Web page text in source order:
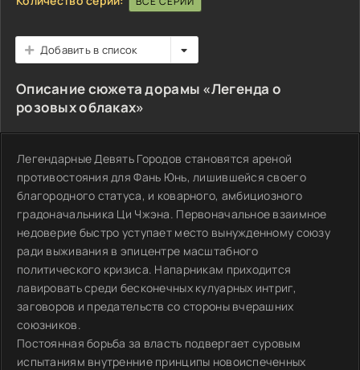
Добавить в список
Описание сюжета дорамы «Легенда о
розовых облаках»
Легендарные Девять Городов становятся ареной
противостояния для Фань Юнь, лишившейся своего
благородного статуса, и коварного, амбициозного
градоначальника Ци Чжэна. Первоначальное взаимное
недоверие быстро уступает место вынужденному союзу
ради выживания в эпицентре масштабного
политического кризиса. Напарникам приходится
лавировать среди бесконечных кулуарных интриг,
заговоров и предательств со стороны вчерашних
союзников.
Постоянная борьба за власть подвергает суровым
испытаниям внутренние принципы новоиспеченных